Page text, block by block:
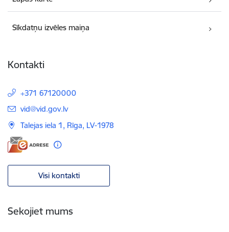
Sīkdatņu izvēles maiņa
Kontakti
+371 67120000
E-pasts:
vid@vid.gov.lv
Talejas iela 1, Rīga, LV-1978
Visi kontakti
Sekojiet mums